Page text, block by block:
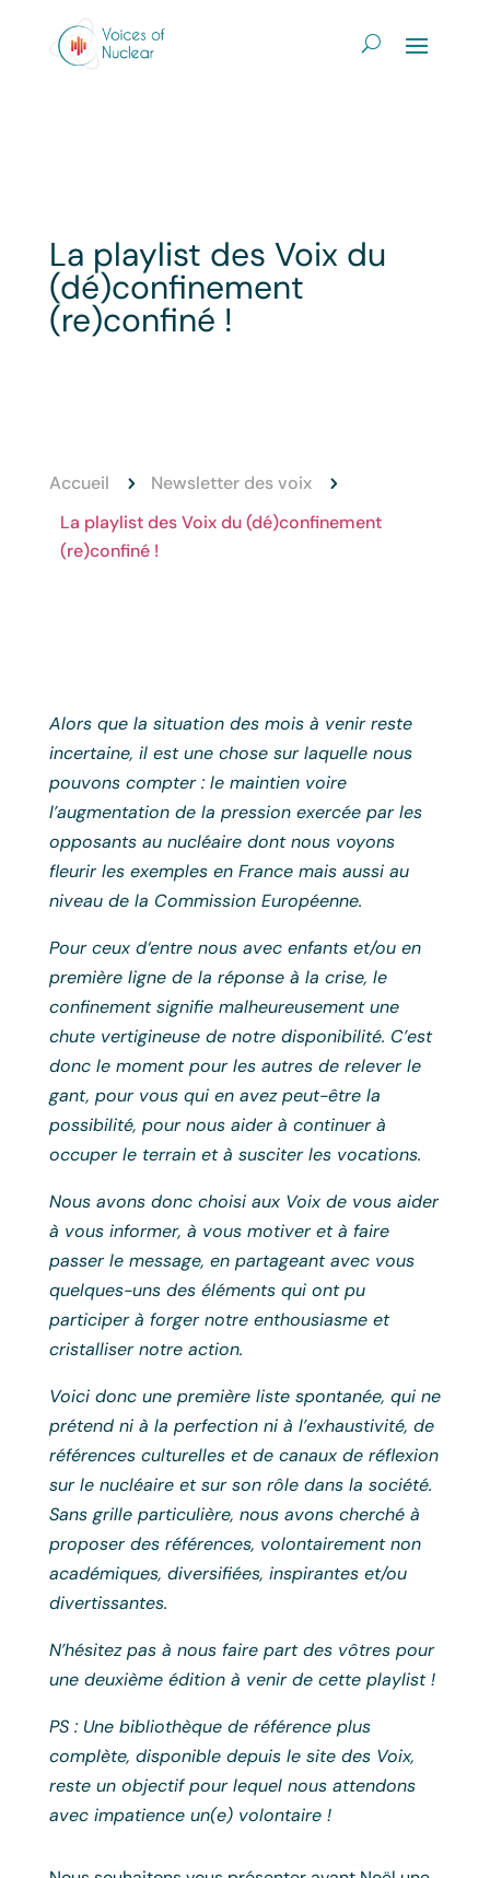
La playlist des Voix du
(dé)confinement
(re)confiné !
Accueil 5 Newsletter des voix 5
La playlist des Voix du (dé)confinement
(re)confiné !
Alors que la situation des mois à venir reste
incertaine, il est une chose sur laquelle nous
pouvons compter : le maintien voire
l’augmentation de la pression exercée par les
opposants au nucléaire dont nous voyons
fleurir les exemples en France mais aussi au
niveau de la Commission Européenne.
Pour ceux d‘entre nous avec enfants et/ou en
première ligne de la réponse à la crise, le
confinement signifie malheureusement une
chute vertigineuse de notre disponibilité. C’est
donc le moment pour les autres de relever le
gant, pour vous qui en avez peut-être la
possibilité, pour nous aider à continuer à
occuper le terrain et à susciter les vocations.
Nous avons donc choisi aux Voix de vous aider
à vous informer, à vous motiver et à faire
passer le message, en partageant avec vous
quelques-uns des éléments qui ont pu
participer à forger notre enthousiasme et
cristalliser notre action.
Voici donc une première liste spontanée, qui ne
prétend ni à la perfection ni à l’exhaustivité, de
références culturelles et de canaux de réflexion
sur le nucléaire et sur son rôle dans la société.
Sans grille particulière, nous avons cherché à
proposer des références, volontairement non
académiques, diversifiées, inspirantes et/ou
divertissantes.
N’hésitez pas à nous faire part des vôtres pour
une deuxième édition à venir de cette playlist !
PS : Une bibliothèque de référence plus
complète, disponible depuis le site des Voix,
reste un objectif pour lequel nous attendons
avec impatience un(e) volontaire !